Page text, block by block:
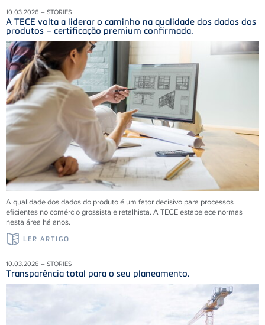
10.03.2026 – STORIES
A TECE volta a liderar o caminho na qualidade dos dados dos
produtos – certificação premium confirmada.
A qualidade dos dados do produto é um fator decisivo para processos
eficientes no comércio grossista e retalhista. A TECE estabelece normas
nesta área há anos.
LER ARTIGO
10.03.2026 – STORIES
Transparência total para o seu planeamento.